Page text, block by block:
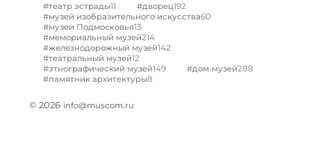
#театр эстрады11 #дворец192
#музей изобразительного искусства60
#музеи Подмосковья13
#мемориальный музей214
#железнодорожный музей142
#театральный музей12
#этнографический музей149 #дом-музей288
#памятник архитектуры8
© 2026 info@muscom.ru